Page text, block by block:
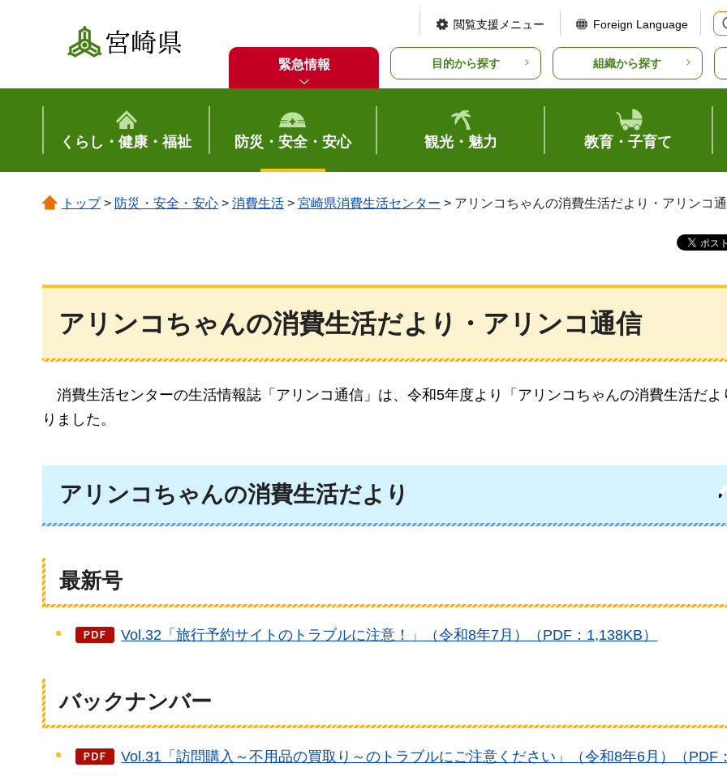
宮崎県
閲覧支援メニュー Foreign Language
緊急情報 目的から探す 組織から探す
くらし・健康・福祉 防災・安全・安心 観光・魅力 教育・子育て
トップ> 防災・安全・安心 > 消費生活 > 宮崎県消費生活センター > アリンコちゃんの消費生活だより・アリンコ
アリンコちゃんの消費生活だより・アリンコ通信
消費生活センターの生活情報誌「アリンコ通信」は、令和5年度より「アリンコちゃんの消費生活だよ
りました。
アリンコちゃんの消費生活だより
最新号
Vol.32「旅行予約サイトのトラブルに注意！」（令和8年7月）（PDF：1,138KB）
バックナンバー
Vol.31「訪問購入～不用品の買取り～のトラブルにご注意ください」（令和8年6月）（PDF